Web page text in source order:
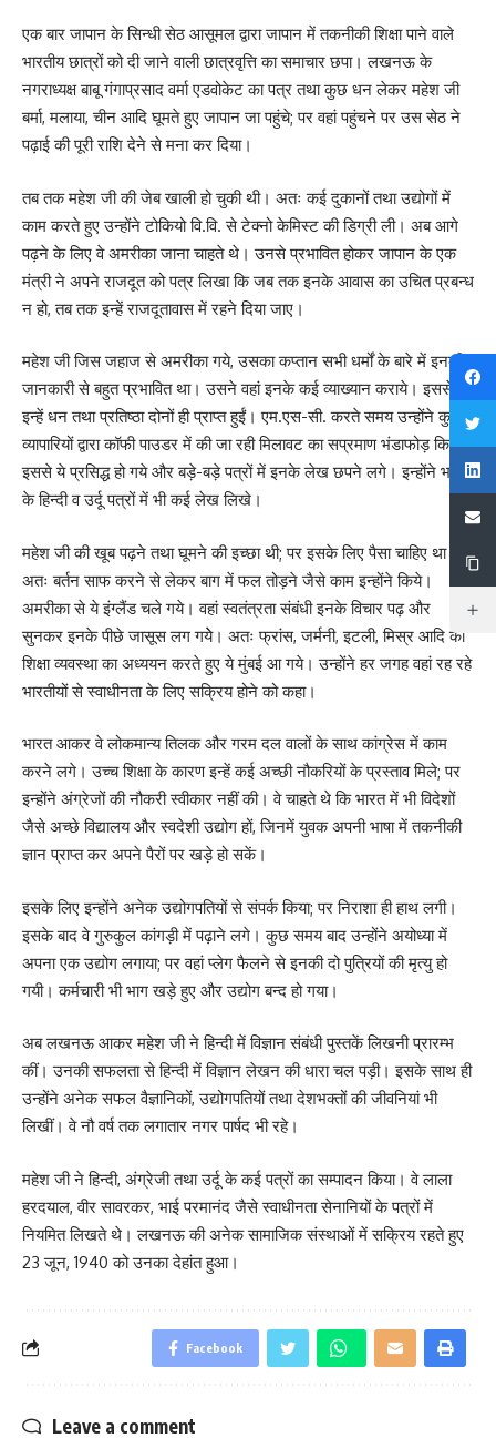
एक बार जापान के सिन्धी सेठ आसूमल द्वारा जापान में तकनीकी शिक्षा पाने वाले
भारतीय छात्रों को दी जाने वाली छात्रवृत्ति का समाचार छपा। लखनऊ के
नगराध्यक्ष बाबू गंगाप्रसाद वर्मा एडवोकेट का पत्र तथा कुछ धन लेकर महेश जी
बर्मा, मलाया, चीन आदि घूमते हुए जापान जा पहुंचे; पर वहां पहुंचने पर उस सेठ ने
पढ़ाई की पूरी राशि देने से मना कर दिया।
तब तक महेश जी की जेब खाली हो चुकी थी। अतः कई दुकानों तथा उद्योगों में
काम करते हुए उन्होंने टोकियो वि.वि. से टेक्नो केमिस्ट की डिग्री ली। अब आगे
पढ़ने के लिए वे अमरीका जाना चाहते थे। उनसे प्रभावित होकर जापान के एक
मंत्री ने अपने राजदूत को पत्र लिखा कि जब तक इनके आवास का उचित प्रबन्ध
न हो, तब तक इन्हें राजदूतावास में रहने दिया जाए।
महेश जी जिस जहाज से अमरीका गये, उसका कप्तान सभी धर्मों के बारे में इनकी
जानकारी से बहुत प्रभावित था। उसने वहां इनके कई व्याख्यान कराये। इससे
इन्हें धन तथा प्रतिष्ठा दोनों ही प्राप्त हुईं। एम.एस-सी. करते समय उन्होंने कुछ
व्यापारियों द्वारा कॉफी पाउडर में की जा रही मिलावट का सप्रमाण भंडाफोड़ किया।
इससे ये प्रसिद्ध हो गये और बड़े-बड़े पत्रों में इनके लेख छपने लगे। इन्होंने भारत
के हिन्दी व उर्दू पत्रों में भी कई लेख लिखे।
महेश जी की खूब पढ़ने तथा घूमने की इच्छा थी; पर इसके लिए पैसा चाहिए था।
अतः बर्तन साफ करने से लेकर बाग में फल तोड़ने जैसे काम इन्होंने किये।
अमरीका से ये इंग्लैंड चले गये। वहां स्वतंत्रता संबंधी इनके विचार पढ़ और
सुनकर इनके पीछे जासूस लग गयेे। अतः फ्रांस, जर्मनी, इटली, मिस्र आदि की
शिक्षा व्यवस्था का अध्ययन करते हुए ये मुंबई आ गये। उन्होंने हर जगह वहां रह रहे
भारतीयों से स्वाधीनता के लिए सक्रिय होने को कहा।
भारत आकर वे लोकमान्य तिलक और गरम दल वालों के साथ कांग्रेस में काम
करने लगे। उच्च शिक्षा के कारण इन्हें कई अच्छी नौकरियों के प्रस्ताव मिले; पर
इन्होंने अंग्रेजों की नौकरी स्वीकार नहीं की। वे चाहते थे कि भारत में भी विदेशों
जैसे अच्छे विद्यालय और स्वदेशी उद्योग हों, जिनमें युवक अपनी भाषा में तकनीकी
ज्ञान प्राप्त कर अपने पैरों पर खड़े हो सकें।
इसके लिए इन्होंने अनेक उद्योगपतियों से संपर्क किया; पर निराशा ही हाथ लगी।
इसके बाद वे गुरुकुल कांगड़ी में पढ़ाने लगे। कुछ समय बाद उन्होंने अयोध्या में
अपना एक उद्योग लगाया; पर वहां प्लेग फैलने से इनकी दो पुत्रियों की मृत्यु हो
गयी। कर्मचारी भी भाग खड़े हुए और उद्योग बन्द हो गया।
अब लखनऊ आकर महेश जी ने हिन्दी में विज्ञान संबंधी पुस्तकें लिखनी प्रारम्भ
कीं। उनकी सफलता से हिन्दी में विज्ञान लेखन की धारा चल पड़ी। इसके साथ ही
उन्होंने अनेक सफल वैज्ञानिकों, उद्योगपतियों तथा देशभक्तों की जीवनियां भी
लिखीं। वे नौ वर्ष तक लगातार नगर पार्षद भी रहे।
महेश जी ने हिन्दी, अंग्रेजी तथा उर्दू के कई पत्रों का सम्पादन किया। वे लाला
हरदयाल, वीर सावरकर, भाई परमानंद जैसे स्वाधीनता सेनानियों के पत्रों में
नियमित लिखते थे। लखनऊ की अनेक सामाजिक संस्थाओं में सक्रिय रहते हुए
23 जून, 1940 को उनका देहांत हुआ।
Facebook
Leave a comment